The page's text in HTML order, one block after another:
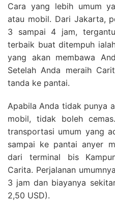
Cara yang lebih umum
atau mobil. Dari Jakarta,
3 sampai 4 jam,
terbaik buat ditempuh
yang akan membawa
Setelah Anda meraih
tanda ke pantai.
Apabila Anda tidak punya
mobil, tidak boleh
transportasi umum yang
sampai ke pantai anyer
dari terminal bis
Carita. Perjalanan
3 jam dan biayanya
2,50 USD).